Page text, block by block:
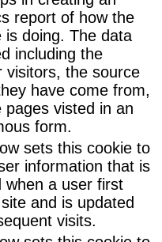
report of how the
is doing. The data
including the
visitors, the source
have come from,
pages visted in an
form.
sets this cookie to
information that is
when a user first
and is updated
visits.